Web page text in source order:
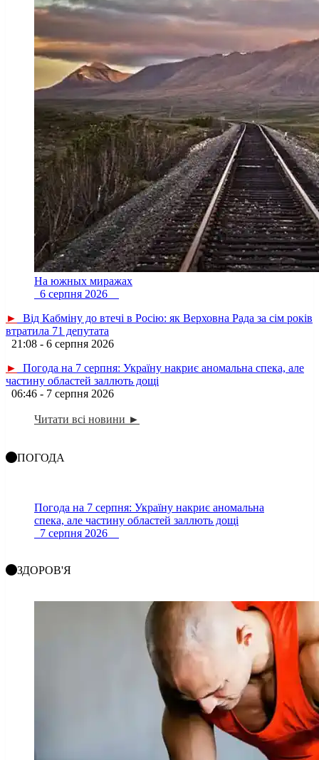
На южных миражах
6 серпня 2026
►
Від Кабміну до втечі в Росію: як Верховна Рада за сім років
втратила 71 депутата
21:08 - 6 серпня 2026
►
Погода на 7 серпня: Україну накриє аномальна спека, але
частину областей заллють дощі
06:46 - 7 серпня 2026
Читати всі новини ►
ПОГОДА
Погода на 7 серпня: Україну накриє аномальна
спека, але частину областей заллють дощі
7 серпня 2026
ЗДОРОВ'Я